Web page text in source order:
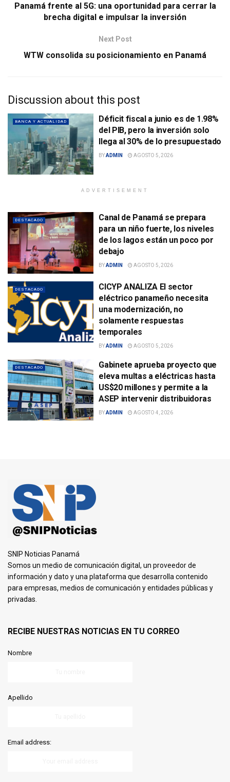
Panamá frente al 5G: una oportunidad para cerrar la
brecha digital e impulsar la inversión
Next Post
WTW consolida su posicionamiento en Panamá
Discussion about this post
BANCA Y ACTUALIDAD
Déficit fiscal a junio es de 1.98%
del PIB, pero la inversión solo
llega al 30% de lo presupuestado
BYADMIN AGOSTO 5, 2026
ADVERTISEMENT
DESTACADO
Canal de Panamá se prepara
para un niño fuerte, los niveles
de los lagos están un poco por
debajo
BYADMIN AGOSTO 5, 2026
DESTACADO
CICYP ANALIZA El sector
eléctrico panameño necesita
una modernización, no
solamente respuestas
temporales
BYADMIN AGOSTO 5, 2026
DESTACADO
Gabinete aprueba proyecto que
eleva multas a eléctricas hasta
US$20 millones y permite a la
ASEP intervenir distribuidoras
BYADMIN AGOSTO 4, 2026
SNIP Noticias Panamá
Somos un medio de comunicación digital, un proveedor de
información y dato y una plataforma que desarrolla contenido
para empresas, medios de comunicación y entidades públicas y
privadas.
RECIBE NUESTRAS NOTICIAS EN TU CORREO
Nombre
Apellido
Email address: